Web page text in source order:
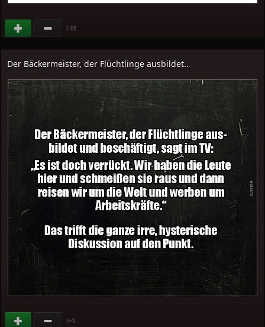
(-19)
Der Bäckermeister, der Flüchtlinge ausbildet..
(+4)